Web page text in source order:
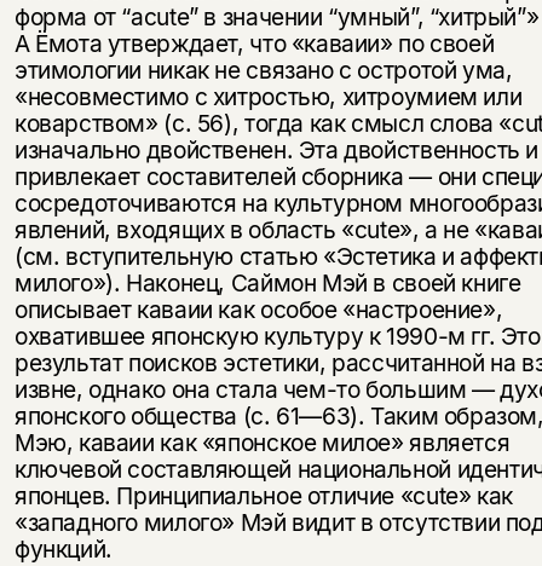
форма от “acute” в значении “умный”,
А Ёмота утверждает, что «каваии» по своей
этимологии никак не связано с остротой ума,
«несовместимо с хитростью, хитроумием или
коварством» (с. 56), тогда как смысл слова
изначально двойственен. Эта двойственность и
привлекает составителей сборника — они
сосредоточиваются на культурном
явлений, входящих в область «cute», а не
(см. вступительную статью «Эстетика и
милого»). Наконец, Саймон Мэй в своей книге
описывает каваии как особое «настроение»,
охватившее японскую культуру к 1990-м гг.
результат поисков эстетики, рассчитанной на
извне, однако она стала чем-то большим —
японского общества (с. 61—63). Таким
Мэю, каваии как «японское милое» является
ключевой составляющей национальной
японцев. Принципиальное отличие «cute» как
«западного милого» Мэй видит в отсутствии
функций.